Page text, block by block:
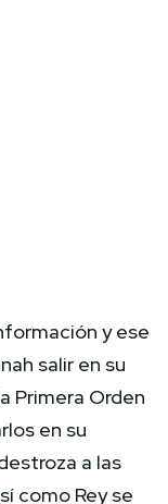
y ese
salir en su
Primera Orden
en su
a las
como Rey se